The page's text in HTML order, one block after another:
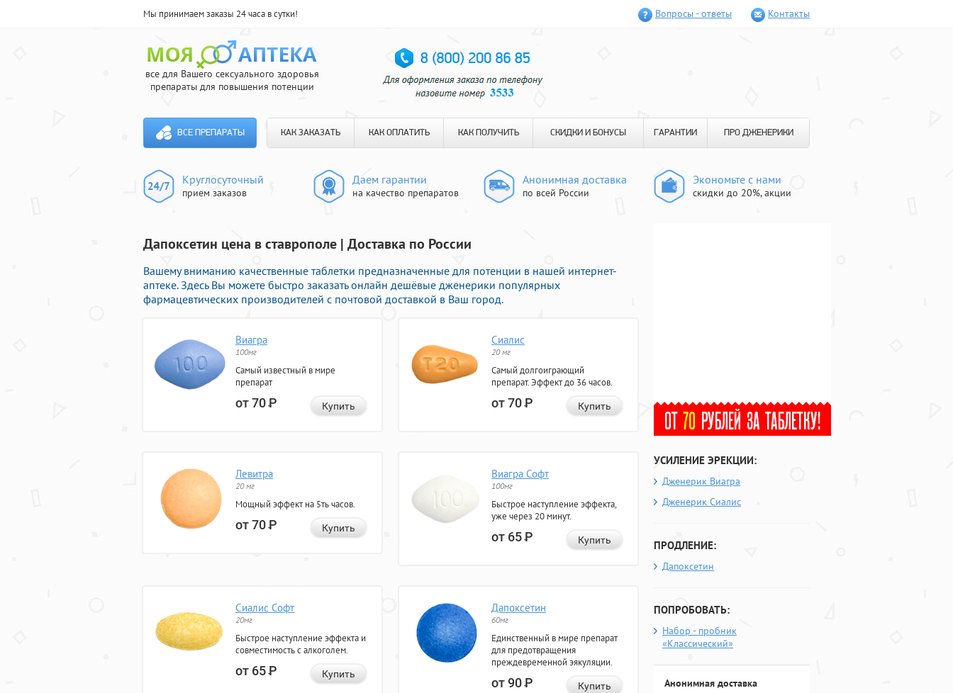
Мы принимаем заказы 24 часа в сутки! Вопросы - ответы Контакты
все для Вашего сексуального здоровья
препараты для повышения потенции
ВСЕ ПРЕПАРАТЫ КАК ЗАКАЗАТЬ КАК ОПЛАТИТЬ КАК ПОЛУЧИТЬ СКИДКИ И БОНУСЫ ГАРАНТИИ ПРО ДЖЕНЕРИКИ
Круглосуточный
прием заказов
Даем гарантии
на качество препаратов
Анонимная доставка
по всей России
Экономьте с нами
скидки до 20%, акции
Дапоксетин цена в ставрополе | Доставка по России
Вашему вниманию качественные таблетки предназначенные для потенции в нашей интернет-
аптеке. Здесь Вы можете быстро заказать онлайн дешёвые дженерики популярных
фармацевтических производителей с почтовой доставкой в Ваш город.
Виагра
100мг
Самый известный в мире
препарат
от 70Р Купить
Сиалис
20 мг
Самый долгоиграющий
препарат. Эффект до 36 часов.
от 70Р Купить
Левитра
20 мг
Мощный эффект на 5ть часов.
от 70Р Купить
Виагра Софт
100мг
Быстрое наступление эффекта,
уже через 20 минут.
от 65Р Купить
Сиалис Софт
20мг
Быстрое наступление эффекта и
совместимость с алкоголем.
от 65Р Купить
Дапоксетин
60мг
Единственный в мире препарат
для предотвращения
преждевременной эякуляции.
от 90Р Купить
УСИЛЕНИЕ ЭРЕКЦИИ:
Дженерик Виагра
Дженерик Сиалис
ПРОДЛЕНИЕ:
Дапоксетин
ПОПРОБОВАТЬ:
Набор - пробник
«Классический»
Анонимная доставка